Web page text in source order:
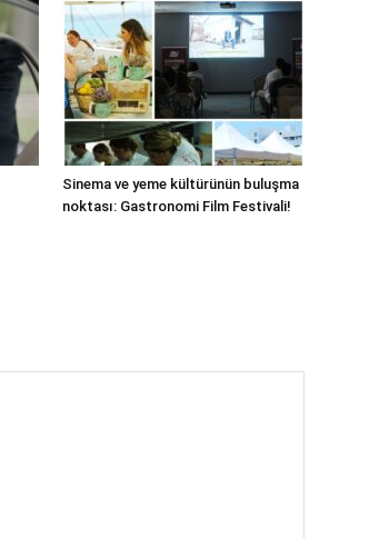
Sinema ve yeme kültürünün buluşma
noktası: Gastronomi Film Festivali!